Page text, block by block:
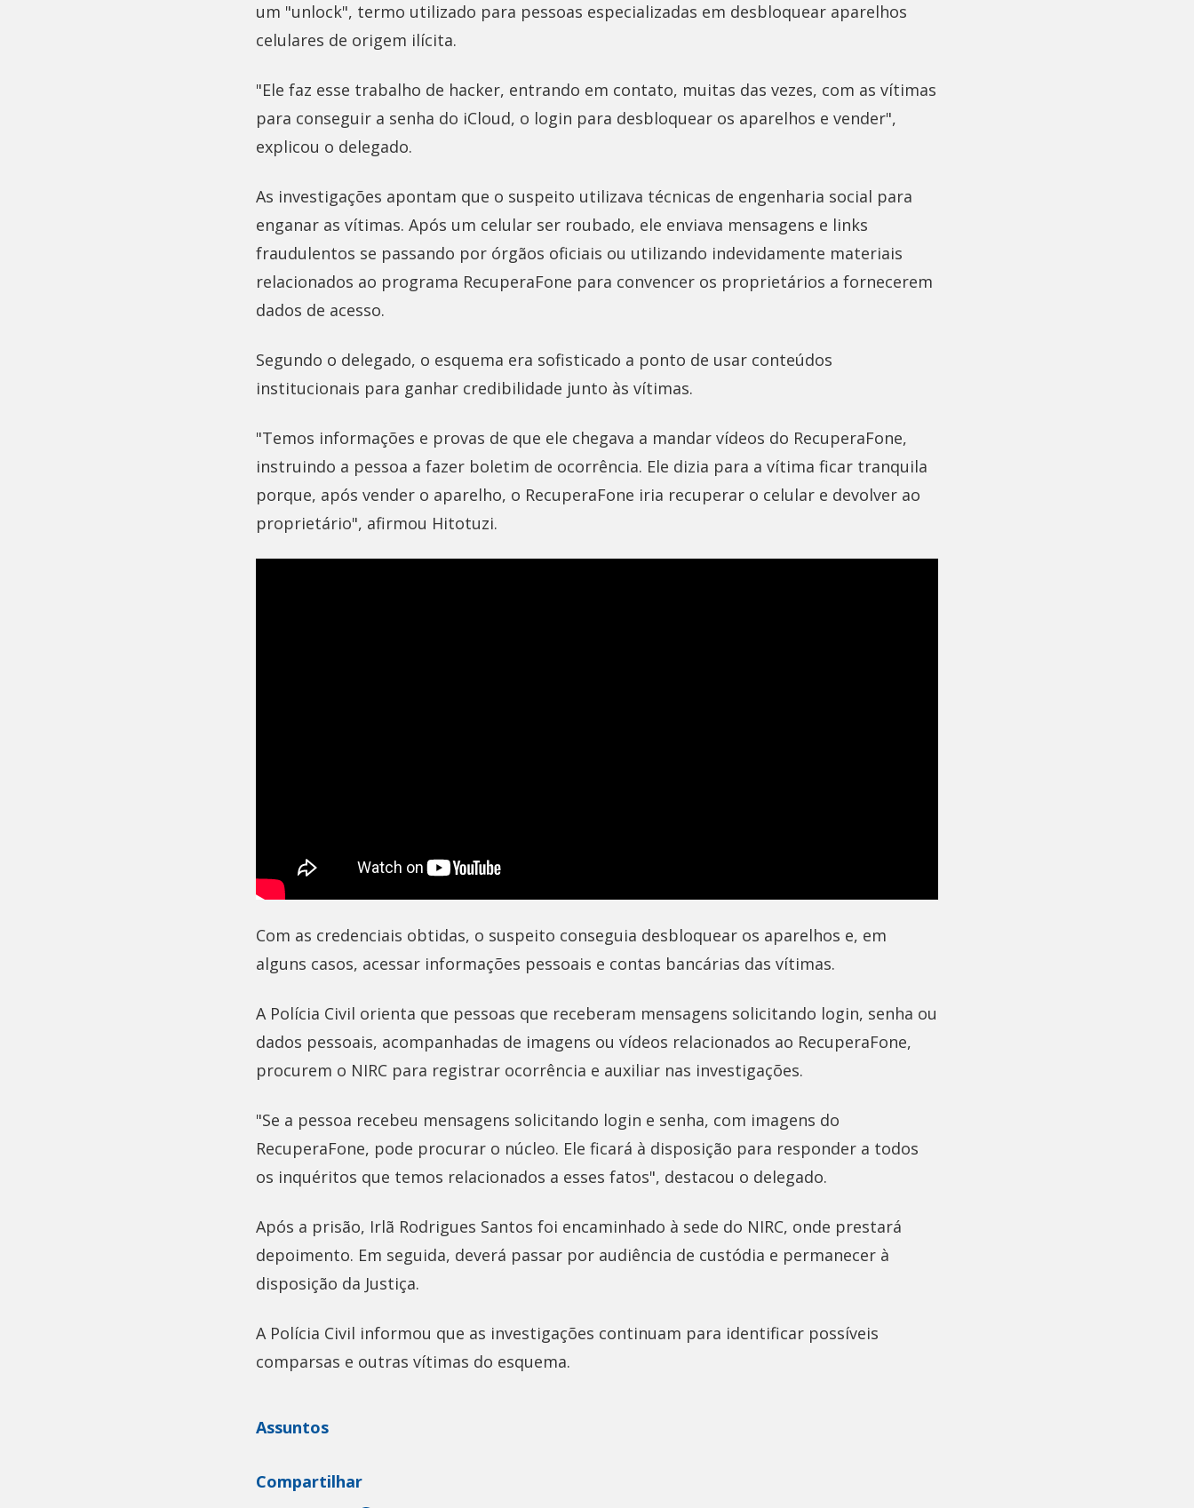
um "unlock", termo utilizado para pessoas especializadas em desbloquear aparelhos
celulares de origem ilícita.
"Ele faz esse trabalho de hacker, entrando em contato, muitas das vezes, com as vítimas
para conseguir a senha do iCloud, o login para desbloquear os aparelhos e vender",
explicou o delegado.
As investigações apontam que o suspeito utilizava técnicas de engenharia social para
enganar as vítimas. Após um celular ser roubado, ele enviava mensagens e links
fraudulentos se passando por órgãos oficiais ou utilizando indevidamente materiais
relacionados ao programa RecuperaFone para convencer os proprietários a fornecerem
dados de acesso.
Segundo o delegado, o esquema era sofisticado a ponto de usar conteúdos
institucionais para ganhar credibilidade junto às vítimas.
"Temos informações e provas de que ele chegava a mandar vídeos do RecuperaFone,
instruindo a pessoa a fazer boletim de ocorrência. Ele dizia para a vítima ficar tranquila
porque, após vender o aparelho, o RecuperaFone iria recuperar o celular e devolver ao
proprietário", afirmou Hitotuzi.
Com as credenciais obtidas, o suspeito conseguia desbloquear os aparelhos e, em
alguns casos, acessar informações pessoais e contas bancárias das vítimas.
A Polícia Civil orienta que pessoas que receberam mensagens solicitando login, senha ou
dados pessoais, acompanhadas de imagens ou vídeos relacionados ao RecuperaFone,
procurem o NIRC para registrar ocorrência e auxiliar nas investigações.
"Se a pessoa recebeu mensagens solicitando login e senha, com imagens do
RecuperaFone, pode procurar o núcleo. Ele ficará à disposição para responder a todos
os inquéritos que temos relacionados a esses fatos", destacou o delegado.
Após a prisão, Irlã Rodrigues Santos foi encaminhado à sede do NIRC, onde prestará
depoimento. Em seguida, deverá passar por audiência de custódia e permanecer à
disposição da Justiça.
A Polícia Civil informou que as investigações continuam para identificar possíveis
comparsas e outras vítimas do esquema.
Assuntos
Compartilhar